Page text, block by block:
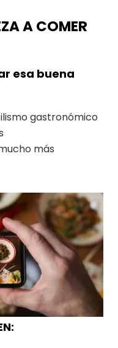
A COMER
esa buena
gastronómico
más